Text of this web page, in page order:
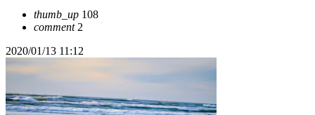
thumb_up 108
comment2
2020/01/13 11:12